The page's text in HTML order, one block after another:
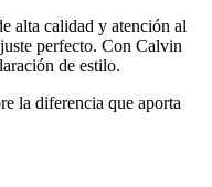
alta calidad y atención al
perfecto. Con Calvin
de estilo.
la diferencia que aporta